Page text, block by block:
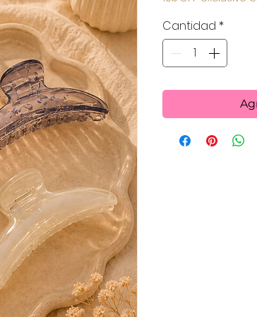
Cantidad *